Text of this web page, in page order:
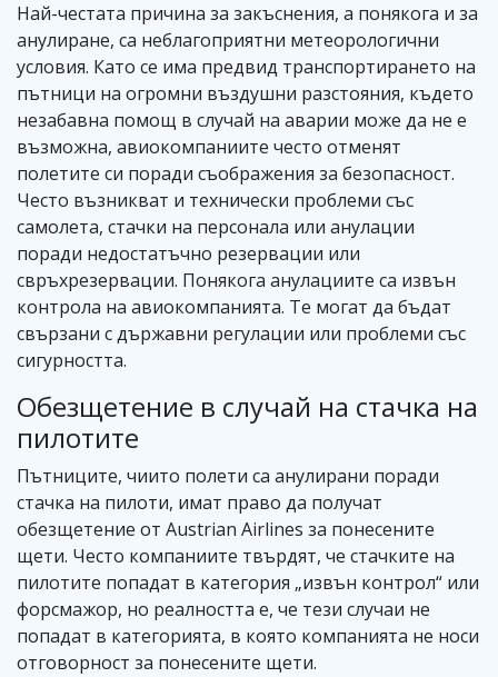
Най-честата причина за закъснения, а понякога и за
анулиране, са неблагоприятни метеорологични
условия. Като се има предвид транспортирането на
пътници на огромни въздушни разстояния, където
незабавна помощ в случай на аварии може да не е
възможна, авиокомпаниите често отменят
полетите си поради съображения за безопасност.
Често възникват и технически проблеми със
самолета, стачки на персонала или анулации
поради недостатъчно резервации или
свръхрезервации. Понякога анулациите са извън
контрола на авиокомпанията. Те могат да бъдат
свързани с държавни регулации или проблеми със
сигурността.
Обезщетение в случай на стачка на
пилотите
Пътниците, чиито полети са анулирани поради
стачка на пилоти, имат право да получат
обезщетение от Austrian Airlines за понесените
щети. Често компаниите твърдят, че стачките на
пилотите попадат в категория „извън контрол“ или
форсмажор, но реалността е, че тези случаи не
попадат в категорията, в която компанията не носи
отговорност за понесените щети.